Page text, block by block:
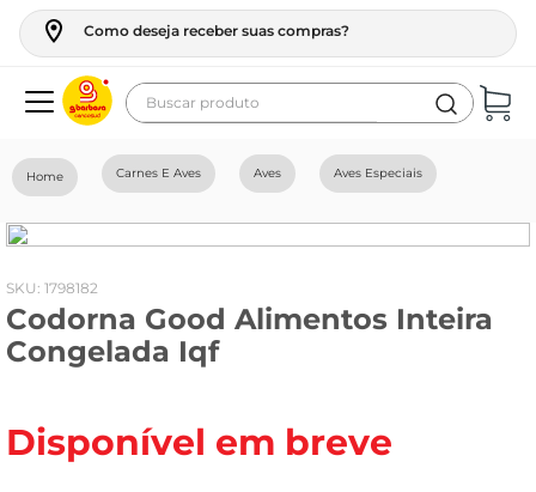
Como deseja receber suas compras?
Buscar produto
Carnes E Aves Aves Aves Especiais
: 1798182
Codorna Good Alimentos Inteira
Congelada Iqf
Disponível em breve
geladeira
fogao
café
cerveja
leite